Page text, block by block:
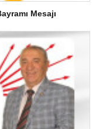
Mesajı